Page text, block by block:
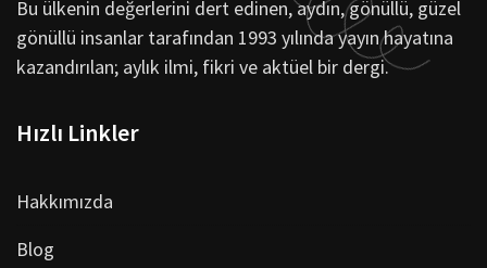
Bu ülkenin değerlerini dert edinen, aydın, gönüllü, güzel
gönüllü insanlar tarafından 1993 yılında yayın hayatına
kazandırılan; aylık ilmi, fikri ve aktüel bir dergi.
Hızlı Linkler
Hakkımızda
Blog